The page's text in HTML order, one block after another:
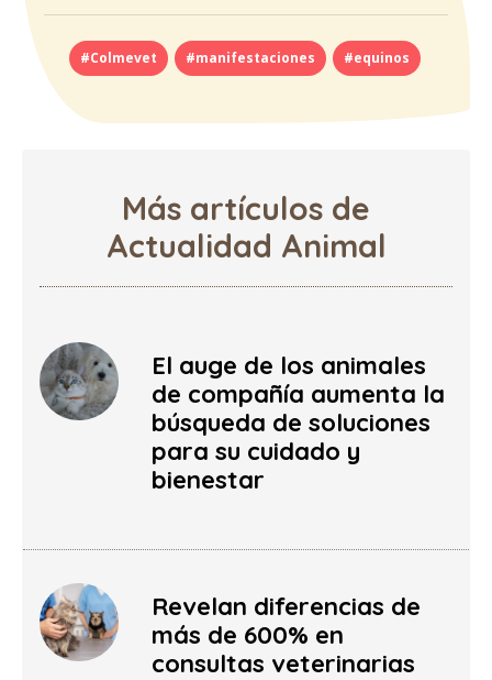
#Colmevet #manifestaciones #equinos
Más artículos de
Actualidad Animal
El auge de los animales
de compañía aumenta la
búsqueda de soluciones
para su cuidado y
bienestar
Revelan diferencias de
más de 600% en
consultas veterinarias